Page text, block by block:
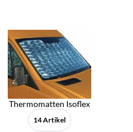
Thermomatten Isoflex
14 Artikel